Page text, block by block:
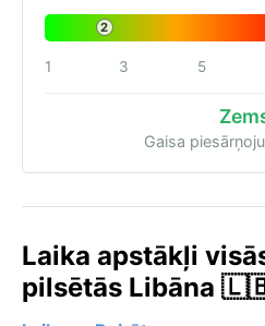
2
1 3 5
Gaisa
Laika apstākļi
pilsētās Libāna